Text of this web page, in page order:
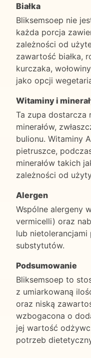
Białka
Bliksemsoep nie
każda porcja
zależności od
zawartość białka,
kurczaka,
jako opcji
Witaminy i
Ta zupa dostarcza
minerałów,
bulionu. Witaminy
pietruszce,
minerałów takich
zależności od
Alergen
Wspólne alergeny
vermicelli) oraz
lub
substytutów.
Podsumowanie
Bliksemsoep to
z umiarkowaną
oraz niską
wzbogacona o
jej wartość
potrzeb